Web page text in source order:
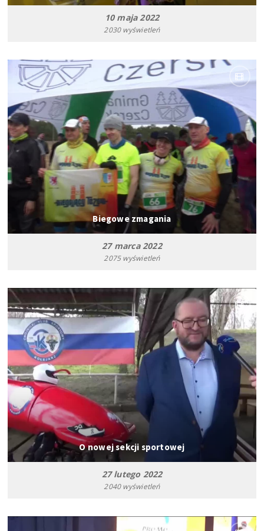
10 maja 2022
2030 wyświetleń
Biegowe zmagania
27 marca 2022
2075 wyświetleń
O nowej sekcji sportowej
27 lutego 2022
2040 wyświetleń